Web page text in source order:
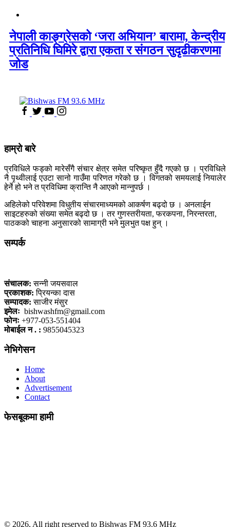
नेपाली काङ्ग्रेसको ‘जरा अभियान’ बारामा, केन्द्रीय
प्रतिनिधि घिमिरे द्वारा एकता र संगठन सुदृढीकरणमा
जोड
हाम्रो बारे
प्रविधिले फड्को मारेसँगै संचार क्षेत्र समेत परिष्कृत हुँदै गएको छ । प्रविधिले
नै पृथ्वीलाई एउटा सानो गाउँमा परिणत गरेको छ । विगतको समयलाई नियालेर
हेर्ने हो भने त प्रविधिमा क्रान्ति नै आएको मान्नुपर्छ ।
अहिलेको परिवेशमा विधुतीय संचारमाध्यमको आकर्षण बढ्दो छ । अनलाईन
साइटहरुको संख्या समेत बढ्दो छ । तर गुणस्तरीयता, फरकपना, निरन्तरता,
पाठकको चाहना अनुसारको सामाग्री भने मुलभुत पक्ष हुन् ।
सम्पर्क
संचालक: सन्नी जयसवाल
प्रकाशक: प्रियन्का दास
सम्पादक: साजीर मंसुर
इमेलः bishwashfm@gmail.com
फोनः +977-053-551404
मोबाईल न . : 9855045323
नेभिगेसन
Home
About
Advertisement
Contact
फेसबूकमा हामी
© 2026, All right reserved to Bishwas FM 93.6 MHz